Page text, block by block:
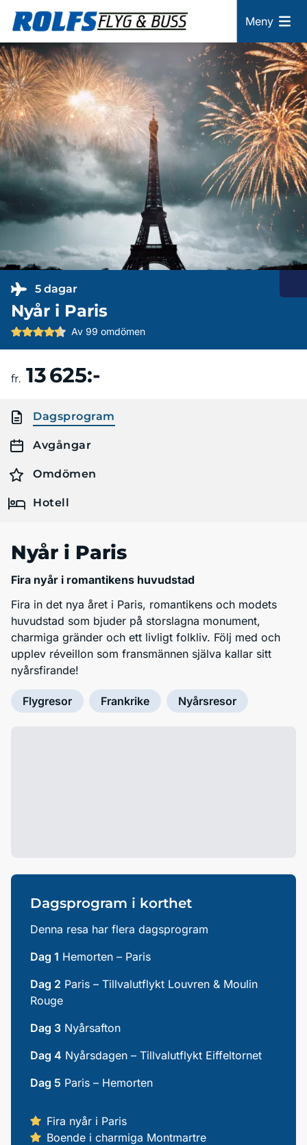
Meny
5 dagar
Nyår i Paris
Av 99 omdömen
fr. 13 625:-
Dagsprogram
Avgångar
Omdömen
Hotell
Nyår i Paris
Fira nyår i romantikens huvudstad
Fira in det nya året i Paris, romantikens och modets
huvudstad som bjuder på storslagna monument,
charmiga gränder och ett livligt folkliv. Följ med och
upplev réveillon som fransmännen själva kallar sitt
nyårsfirande!
Flygresor Frankrike Nyårsresor
Dagsprogram i korthet
Denna resa har flera dagsprogram
Dag 1 Hemorten – Paris
Dag 2 Paris – Tillvalutflykt Louvren & Moulin
Rouge
Dag 3 Nyårsafton
Dag 4 Nyårsdagen – Tillvalutflykt Eiffeltornet
Dag 5 Paris – Hemorten
Fira nyår i Paris
Boende i charmiga Montmartre